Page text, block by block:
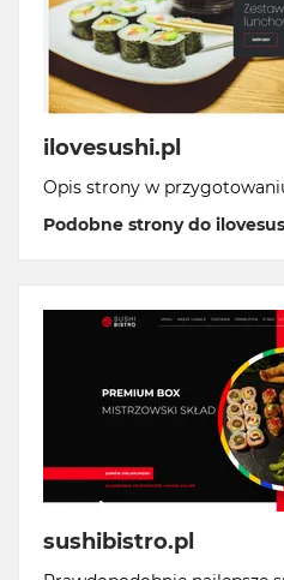
ilovesushi.pl
Opis strony w
Podobne strony do
sushibistro.pl